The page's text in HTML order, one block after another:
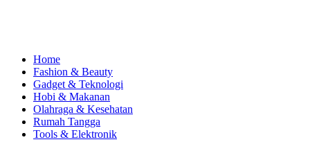
Home
Fashion & Beauty
Gadget & Teknologi
Hobi & Makanan
Olahraga & Kesehatan
Rumah Tangga
Tools & Elektronik